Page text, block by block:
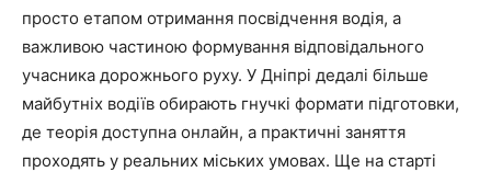
просто етапом отримання посвідчення водія, а
важливою частиною формування відповідального
учасника дорожнього руху. У Дніпрі дедалі більше
майбутніх водіїв обирають гнучкі формати підготовки,
де теорія доступна онлайн, а практичні заняття
проходять у реальних міських умовах. Ще на старті